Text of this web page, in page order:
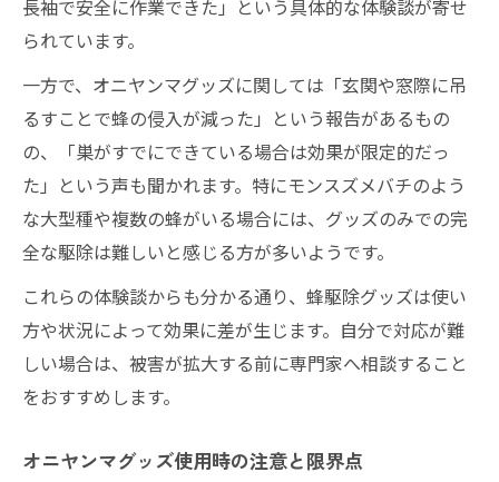
長袖で安全に作業できた」という具体的な体験談が寄せ
られています。
一方で、オニヤンマグッズに関しては「玄関や窓際に吊
るすことで蜂の侵入が減った」という報告があるもの
の、「巣がすでにできている場合は効果が限定的だっ
た」という声も聞かれます。特にモンスズメバチのよう
な大型種や複数の蜂がいる場合には、グッズのみでの完
全な駆除は難しいと感じる方が多いようです。
これらの体験談からも分かる通り、蜂駆除グッズは使い
方や状況によって効果に差が生じます。自分で対応が難
しい場合は、被害が拡大する前に専門家へ相談すること
をおすすめします。
オニヤンマグッズ使用時の注意と限界点